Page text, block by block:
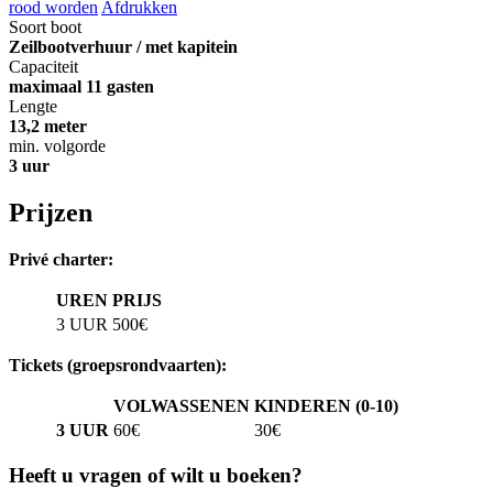
rood worden Afdrukken
Soort boot
Zeilbootverhuur / met kapitein
Capaciteit
maximaal 11 gasten
Lengte
13,2 meter
min. volgorde
3 uur
Prijzen
Privé charter:
UREN PRIJS
3 UUR 500€
Tickets (groepsrondvaarten):
VOLWASSENEN KINDEREN (0-10)
3 UUR 60€ 30€
Heeft u vragen of wilt u boeken?